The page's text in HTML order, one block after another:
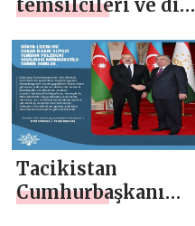
temsilcileri ve dini
toplantı
Tacikistan
Cumhurbaşkanı